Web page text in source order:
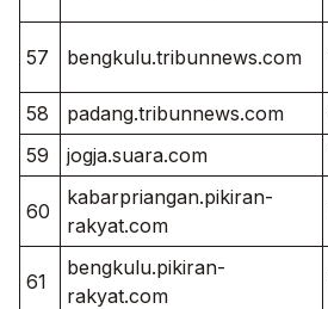
57 bengkulu.tribunnews.com
58
padang.tribunnews.com
59
jogja.suara.com
60
kabarpriangan.pikiran-
rakyat.com
61
bengkulu.pikiran-
rakyat.com